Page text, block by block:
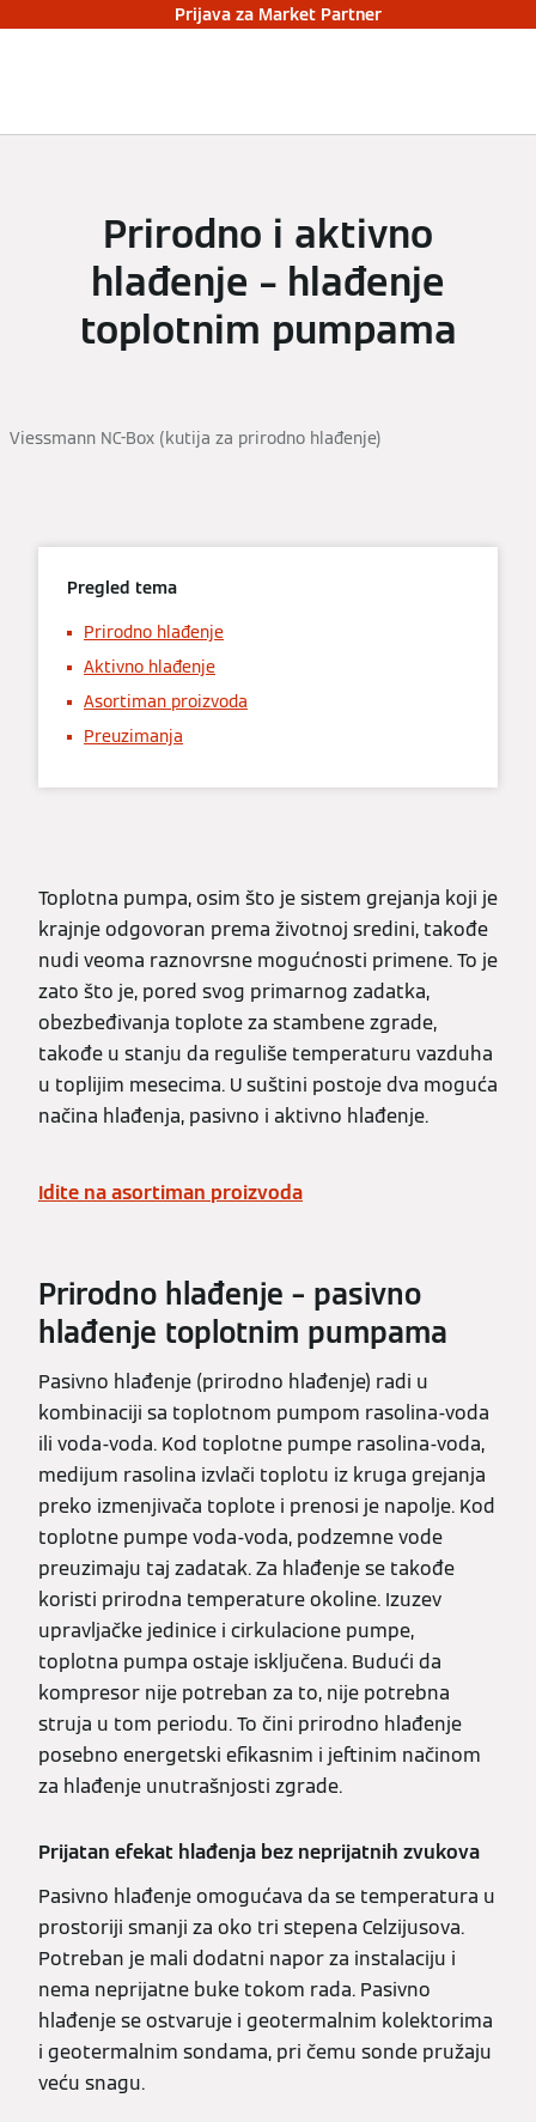
Prijava za Market Partner
Prirodno i aktivno
hlađenje – hlađenje
toplotnim pumpama
Viessmann NC-Box (kutija za prirodno hlađenje)
Pregled tema
Prirodno hlađenje
Aktivno hlađenje
Asortiman proizvoda
Preuzimanja
Toplotna pumpa, osim što je sistem grejanja koji je
krajnje odgovoran prema životnoj sredini, takođe
nudi veoma raznovrsne mogućnosti primene. To je
zato što je, pored svog primarnog zadatka,
obezbeđivanja toplote za stambene zgrade,
takođe u stanju da reguliše temperaturu vazduha
u toplijim mesecima. U suštini postoje dva moguća
načina hlađenja, pasivno i aktivno hlađenje.
Idite na asortiman proizvoda
Prirodno hlađenje – pasivno
hlađenje toplotnim pumpama
Pasivno hlađenje (prirodno hlađenje) radi u
kombinaciji sa toplotnom pumpom rasolina-voda
ili voda-voda. Kod toplotne pumpe rasolina-voda,
medijum rasolina izvlači toplotu iz kruga grejanja
preko izmenjivača toplote i prenosi je napolje. Kod
toplotne pumpe voda-voda, podzemne vode
preuzimaju taj zadatak. Za hlađenje se takođe
koristi prirodna temperature okoline. Izuzev
upravljačke jedinice i cirkulacione pumpe,
toplotna pumpa ostaje isključena. Budući da
kompresor nije potreban za to, nije potrebna
struja u tom periodu. To čini prirodno hlađenje
posebno energetski efikasnim i jeftinim načinom
za hlađenje unutrašnjosti zgrade.
Prijatan efekat hlađenja bez neprijatnih zvukova
Pasivno hlađenje omogućava da se temperatura u
prostoriji smanji za oko tri stepena Celzijusova.
Potreban je mali dodatni napor za instalaciju i
nema neprijatne buke tokom rada. Pasivno
hlađenje se ostvaruje i geotermalnim kolektorima
i geotermalnim sondama, pri čemu sonde pružaju
veću snagu.